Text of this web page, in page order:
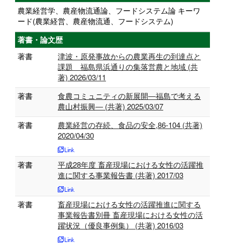
農業経営学、農産物流通論、フードシステム論 キーワ
ード(農業経営、農産物流通、フードシステム)
著書・論文歴
著書
津波・原発事故からの農業再生の到達点と
課題 福島県浜通りの集落営農と地域 (共
著) 2026/03/11
著書
食農コミュニティの新展開―福島で考える
農山村振興― (共著) 2025/03/07
著書
農業経営の存続、食品の安全,86-104 (共著)
2020/04/30
著書
平成28年度 畜産現場における女性の活躍推
進に関する事業報告書 (共著) 2017/03
著書
畜産現場における女性の活躍推進に関する
事業報告書別冊 畜産現場における女性の活
躍状況（優良事例集） (共著) 2016/03